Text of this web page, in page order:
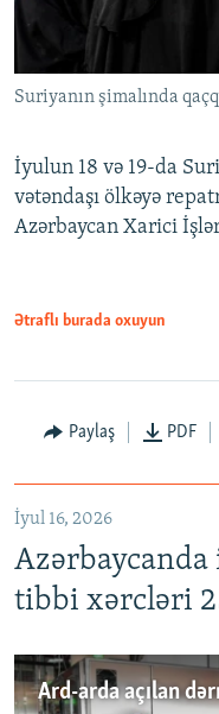
Suriyanın şimalında
İyulun 18 və 19-da
vətəndaşı ölkəyə
Azərbaycan Xarici
Ətraflı burada oxuyun
Paylaş PDF
İyul 16, 2026
Azərbaycanda
tibbi xərcləri